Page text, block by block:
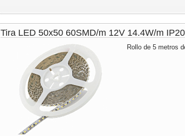
Tira LED 50x50 60SMD/m 12V 14.4W/m
Rollo de 5 metros